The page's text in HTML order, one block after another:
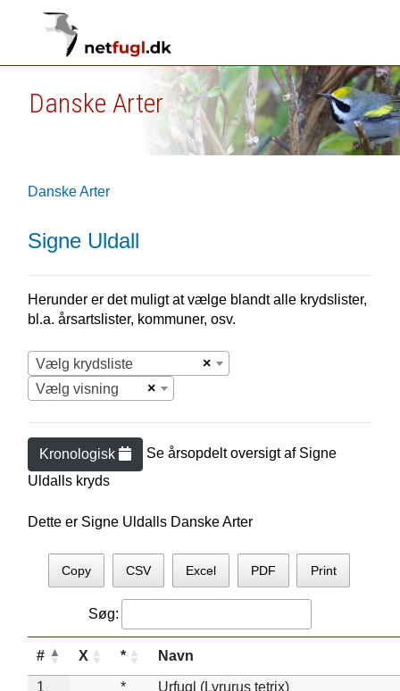
Danske Arter
Danske Arter
Signe Uldall
Herunder er det muligt at vælge blandt alle krydslister,
bl.a. årsartslister, kommuner, osv.
×
Vælg krydsliste
×
Vælg visning
Kronologisk Se årsopdelt oversigt af Signe
Uldall s kryds
Dette er Signe Uldalls Danske Arter
Copy CSV Excel PDF Print
Søg:
# X * Navn
1 *
Urfugl (Lyrurus tetrix)